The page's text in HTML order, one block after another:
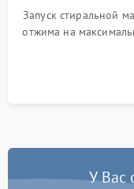
Запуск стиральной
отжима на
корректности
посторонних
У Вас